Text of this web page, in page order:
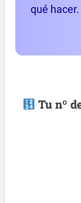
qué hacer.
Tu nº